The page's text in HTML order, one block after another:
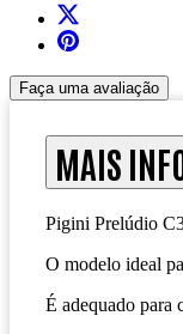
Faça uma avaliação
MAIS
Pigini Prelúdio
O modelo ideal
É adequado para